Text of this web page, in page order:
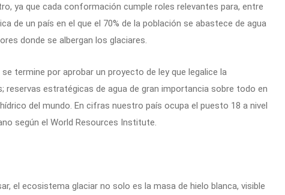
ya que cada conformación cumple roles relevantes para, entre
de un país en el que el 70% de la población se abastece de agua
donde se albergan los glaciares.
termine por aprobar un proyecto de ley que legalice la
reservas estratégicas de agua de gran importancia sobre todo en
del mundo. En cifras nuestro país ocupa el puesto 18 a nivel
según el World Resources Institute.
el ecosistema glaciar no solo es la masa de hielo blanca, visible